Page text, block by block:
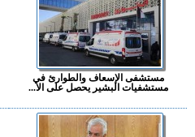
مستشفى الإسعاف والطوارئ في
مستشفيات البشير يحصل على الا...